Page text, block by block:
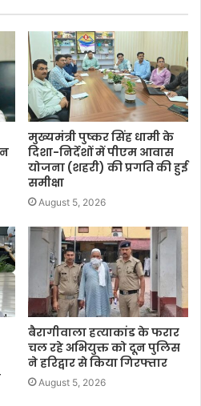
मुख्यमंत्री पुष्कर सिंह धामी के
दिशा-निर्देशों में पीएम आवास
योजना (शहरी) की प्रगति की हुई
समीक्षा
August 5, 2026
बैरागीवाला हत्याकांड के फरार
चल रहे अभियुक्त को दून पुलिस
ने हरिद्वार से किया गिरफ्तार
August 5, 2026